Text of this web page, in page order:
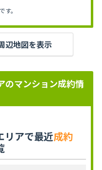
。
辺地図を表示
のマンション成約情
リアで最近成約